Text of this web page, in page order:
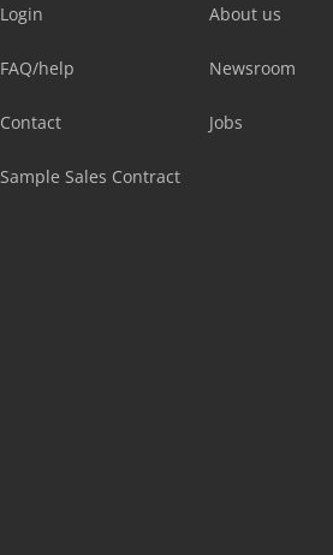
Login
FAQ/help
Contact
Sample Sales Contract
About us
Newsroom
Jobs